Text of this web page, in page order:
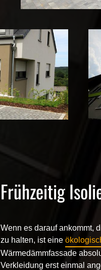
Frühzeitig
Wenn es darauf ankommt,
zu halten, ist eine
Wärmedämmfassade
Verkleidung erst einmal